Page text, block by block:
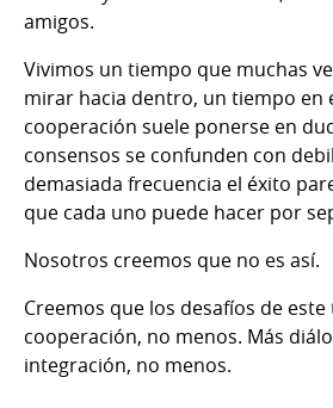
amigos.
Vivimos un tiempo que muchas
mirar hacia dentro, un tiempo en
cooperación suele ponerse en
consensos se confunden con
demasiada frecuencia el éxito
que cada uno puede hacer por
Nosotros creemos que no es así.
Creemos que los desafíos de
cooperación, no menos. Más
integración, no menos.